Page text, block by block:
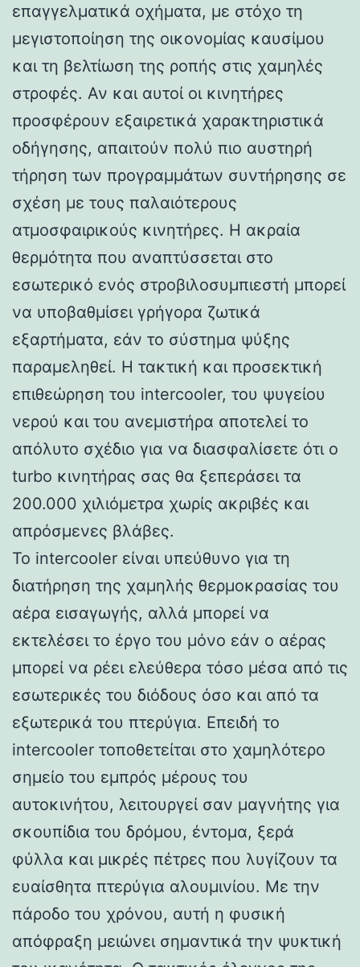
επαγγελματικά οχήματα, με στόχο τη
μεγιστοποίηση της οικονομίας καυσίμου
και τη βελτίωση της ροπής στις χαμηλές
στροφές. Αν και αυτοί οι κινητήρες
προσφέρουν εξαιρετικά χαρακτηριστικά
οδήγησης, απαιτούν πολύ πιο αυστηρή
τήρηση των προγραμμάτων συντήρησης σε
σχέση με τους παλαιότερους
ατμοσφαιρικούς κινητήρες. Η ακραία
θερμότητα που αναπτύσσεται στο
εσωτερικό ενός στροβιλοσυμπιεστή μπορεί
να υποβαθμίσει γρήγορα ζωτικά
εξαρτήματα, εάν το σύστημα ψύξης
παραμεληθεί. Η τακτική και προσεκτική
επιθεώρηση του intercooler, του ψυγείου
νερού και του ανεμιστήρα αποτελεί το
απόλυτο σχέδιο για να διασφαλίσετε ότι ο
turbo κινητήρας σας θα ξεπεράσει τα
200.000 χιλιόμετρα χωρίς ακριβές και
απρόσμενες βλάβες.
Το intercooler είναι υπεύθυνο για τη
διατήρηση της χαμηλής θερμοκρασίας του
αέρα εισαγωγής, αλλά μπορεί να
εκτελέσει το έργο του μόνο εάν ο αέρας
μπορεί να ρέει ελεύθερα τόσο μέσα από τις
εσωτερικές του διόδους όσο και από τα
εξωτερικά του πτερύγια. Επειδή το
intercooler τοποθετείται στο χαμηλότερο
σημείο του εμπρός μέρους του
αυτοκινήτου, λειτουργεί σαν μαγνήτης για
σκουπίδια του δρόμου, έντομα, ξερά
φύλλα και μικρές πέτρες που λυγίζουν τα
ευαίσθητα πτερύγια αλουμινίου. Με την
πάροδο του χρόνου, αυτή η φυσική
απόφραξη μειώνει σημαντικά την ψυκτική